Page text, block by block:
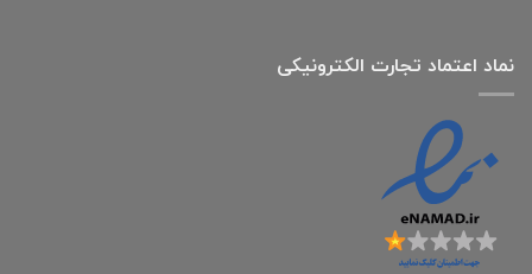
نماد اعتماد تجارت الكترونیكی